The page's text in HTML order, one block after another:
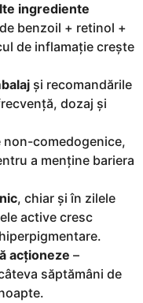
ingrediente
benzoil + retinol +
de inflamație crește
și recomandările
dozaj și
non-comedogenice,
a menține bariera
, chiar și în zilele
active cresc
acționeze –
săptămâni de